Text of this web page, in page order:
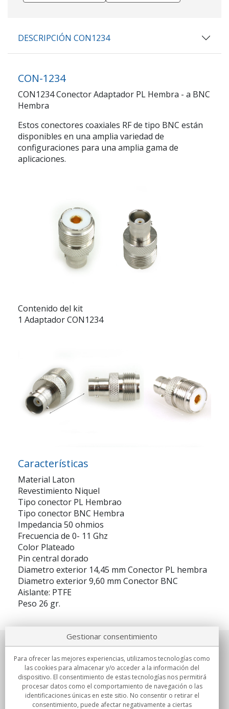
DESCRIPCIÓN CON1234
CON-1234
CON1234 Conector Adaptador PL Hembra - a BNC
Hembra
Estos conectores coaxiales RF de tipo BNC están
disponibles en una amplia variedad de
configuraciones para una amplia gama de
aplicaciones.
Contenido del kit
1 Adaptador CON1234
Características
Material Laton
Revestimiento Niquel
Tipo conector PL Hembrao
Tipo conector BNC Hembra
Impedancia 50 ohmios
Frecuencia de 0- 11 Ghz
Color Plateado
Pin central dorado
Diametro exterior 14,45 mm Conector PL hembra
Diametro exterior 9,60 mm Conector BNC
Aislante: PTFE
Peso 26 gr.
Sobre nosotros
Compromisos
Compras
Gestionar consentimiento
Para ofrecer las mejores experiencias, utilizamos tecnologías como
las cookies para almacenar y/o acceder a la información del
dispositivo. El consentimiento de estas tecnologías nos permitirá
procesar datos como el comportamiento de navegación o las
identificaciones únicas en este sitio. No consentir o retirar el
consentimiento, puede afectar negativamente a ciertas